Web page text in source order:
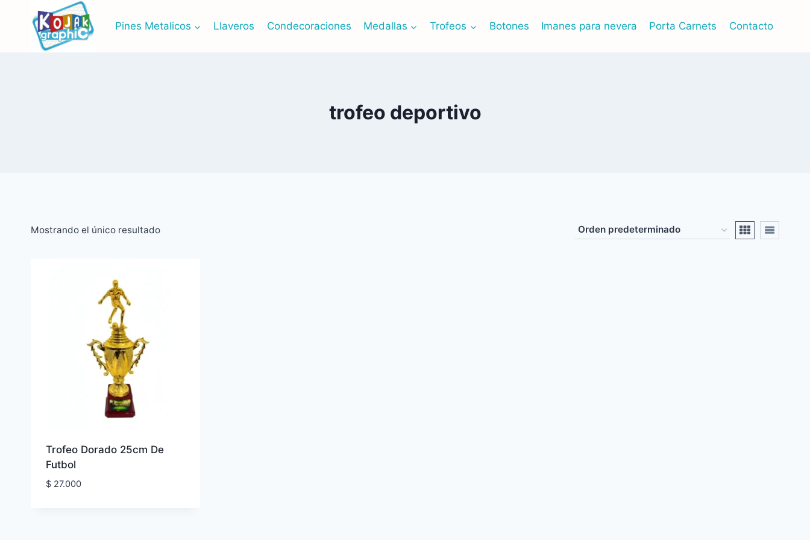
contenido
Pines Metalicos Llaveros Condecoraciones Medallas Trofeos Botones Imanes para nevera Porta Carnets Contacto
trofeo deportivo
Mostrando el único resultado
Trofeo Dorado 25cm De
Futbol
$27.000